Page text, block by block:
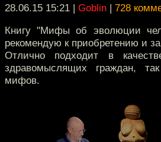
28.06.15 15:21 | Goblin | 728
Книгу "Мифы об эволюции
рекомендую к приобретению и
Отлично подходит в
здравомыслящих граждан,
мифов.